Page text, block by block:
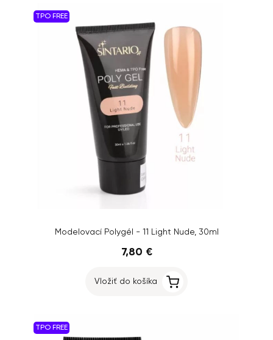
TPO FREE
Modelovací Polygél - 11 Light Nude, 30ml
7,80 €
Vložiť do košíka
TPO FREE